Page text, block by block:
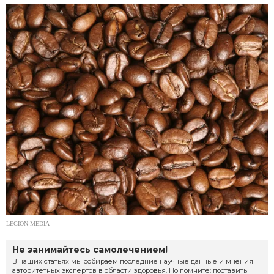
LEGION-MEDIA
Не занимайтесь самолечением!
В наших статьях мы собираем последние научные данные и мнения
авторитетных экспертов в области здоровья. Но помните: поставить